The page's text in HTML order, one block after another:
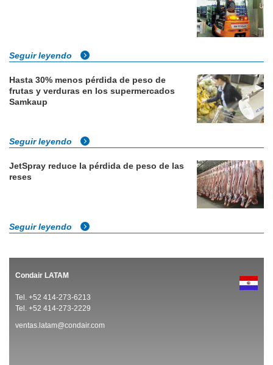
Seguir leyendo
Hasta 30% menos pérdida de peso de
frutas y verduras en los supermercados
Samkaup
Seguir leyendo
JetSpray reduce la pérdida de peso de las
reses
Seguir leyendo
Condair LATAM
Tel. +52 414-273-6213
Tel. +52 414-273-2229
ventas.latam@condair.com